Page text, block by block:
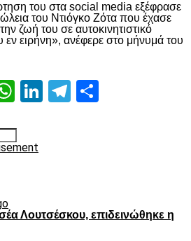
του στα social media εξέφρασε
του Ντιόγκο Ζότα που έχασε
ζωή του σε αυτοκινητιστικό
ειρήνη», ανέφερε στο μήνυμά του
WhatsApp
LinkedIn
Telegram
Λουτσέσκου, επιδεινώθηκε η